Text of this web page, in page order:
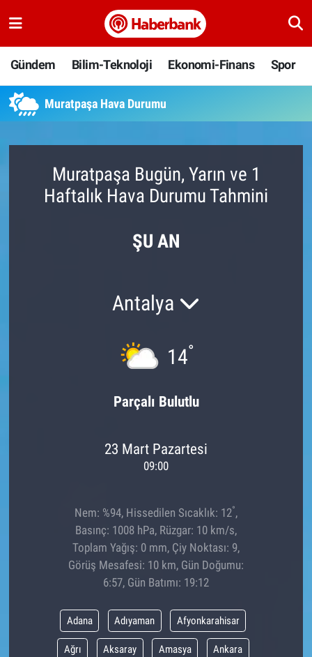
Gündem Bilim-Teknoloji Ekonomi-Finans Spor
Muratpaşa Hava Durumu
Muratpaşa Bugün, Yarın ve 1
Haftalık Hava Durumu Tahmini
ŞU AN
Antalya
14°
Parçalı Bulutlu
23 Mart Pazartesi
09:00
Nem: %94, Hissedilen Sıcaklık: 12°,
Basınç: 1008 hPa, Rüzgar: 10 km/s,
Toplam Yağış: 0 mm, Çiy Noktası: 9,
Görüş Mesafesi: 10 km, Gün Doğumu:
6:57, Gün Batımı: 19:12
Adana Adıyaman Afyonkarahisar
Ağrı Aksaray Amasya Ankara
Bilim-Teknoloji
Ekonomi-Finans
Yaşam
Hava Durumu
Namaz Vakitleri
Süper Lig Puan Durumu ve Fikstür